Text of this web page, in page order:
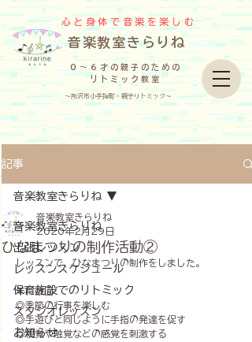
心と身体で音楽を楽しむ
０～６才の親子のための
リトミック教室
​音楽教室きらりね
～所沢市小手指町・親子リトミック～
記事
音楽教室きらりね
出張レッスン
レッスンスケジュール
保育施設でのリトミック
スタジオレッスン
お知らせ
音楽教室きらりね
ひなまつりの制作活動②
音楽教室きらりね
2020年2月29日
レッスンで、ひなまつりの制作をしました。
年に数回
◎季節の行事を楽しむ
◎手遊びと同じように手指の発達を促す
◎視覚や触覚などの感覚を刺激する